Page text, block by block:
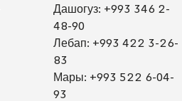
Дашогуз: +993 346 2-
48-90
Лебап: +993 422 3-26-
83
Мары: +993 522 6-04-
93